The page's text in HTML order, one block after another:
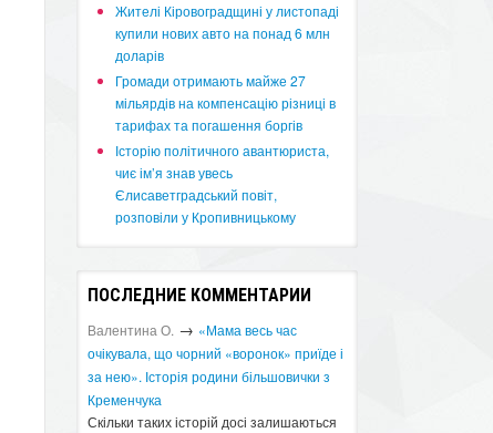
​Жителі Кіровоградщині у листопаді
купили нових авто на понад 6 млн
доларів
​Громади отримають майже 27
мільярдів на компенсацію різниці в
тарифах та погашення боргів
Історію політичного авантюриста,
чиє ім’я знав увесь
Єлисаветградський повіт,
розповіли у Кропивницькому
ПОСЛЕДНИЕ КОММЕНТАРИИ
Валентина О. → «Мама весь час
очікувала, що чорний «воронок» приїде і
за нею». Історія родини більшовички з
Кременчука
Скільки таких історій досі залишаються